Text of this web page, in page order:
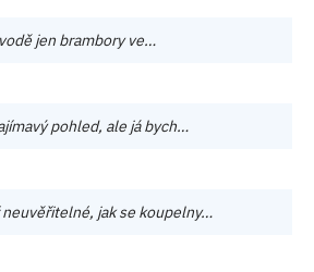
jen brambory ve…
pohled, ale já bych…
neuvěřitelné, jak se koupelny…